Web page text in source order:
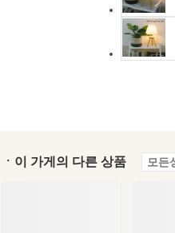
ㆍ이 가게의 다른 상품 모든